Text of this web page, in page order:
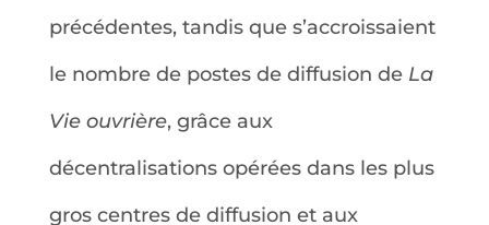
précédentes, tandis que s’accroissaient
le nombre de postes de diffusion de La
Vie ouvrière, grâce aux
décentralisations opérées dans les plus
gros centres de diffusion et aux